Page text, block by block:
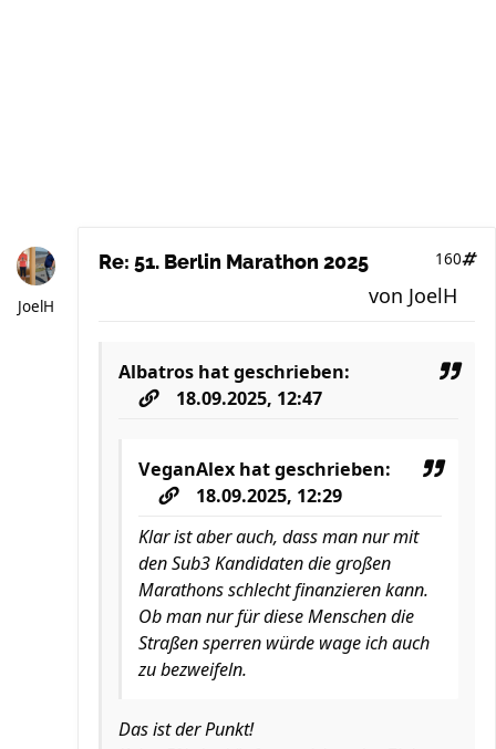
JoelH
Re: 51. Berlin Marathon 2025 160
von JoelH
Albatros hat geschrieben:
18.09.2025, 12:47
VeganAlex hat geschrieben:
18.09.2025, 12:29
Klar ist aber auch, dass man nur mit
den Sub3 Kandidaten die großen
Marathons schlecht finanzieren kann.
Ob man nur für diese Menschen die
Straßen sperren würde wage ich auch
zu bezweifeln.
Das ist der Punkt!